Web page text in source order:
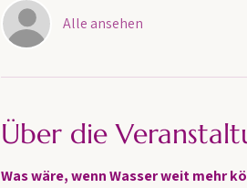
Alle ansehen
Über die
Was wäre, wenn Wasser weit mehr